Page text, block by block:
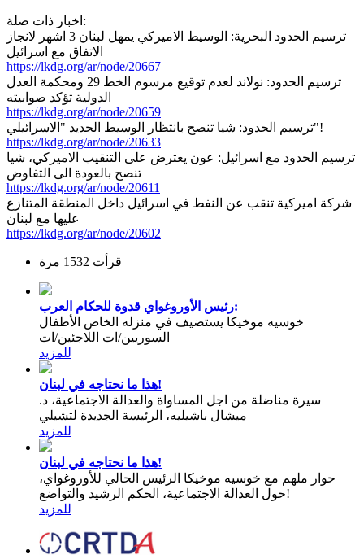
اخبار ذات صلة:
ترسيم الحدود البحرية: الوسيط الاميركي يمهل لبنان 3 اشهر لانجاز
الاتفاق مع اسرائيل
https://lkdg.org/ar/node/20667
ترسيم الحدود: نولاند لعدم توقيع مرسوم الخط 29 ومحكمة العدل
الدولية تؤكد صوابيته
https://lkdg.org/ar/node/20659
ترسيم الحدود: شيا تنصح بانتظار الوسيط الجديد "الاسرائيلي"!
https://lkdg.org/ar/node/20633
ترسيم الحدود مع اسرائيل: عون يعترض على التنقيب الاميركي، شيا
تنصح بالعودة الى التفاوض
https://lkdg.org/ar/node/20611
شركة اميركية تنقب عن النفط في اسرائيل داخل المنطقة المتنازع
عليها مع لبنان
https://lkdg.org/ar/node/20602
قرأت 1532 مرة
رئيس الأوروغواي قدوة للحكام العرب:
خوسيه موخيكا يستضيف في منزله الخاص الأطفال
السوريين/ات اللاجئين/ات
للمزيد
هذا ما نحتاجه في لبنان!
سيرة مناضلة من اجل المساواة والعدالة الاجتماعية، د.
ميشال باشيليه، الرئيسة الجديدة لتشيلي
للمزيد
هذا ما نحتاجه في لبنان!
حوار ملهم مع خوسيه موخيكا الرئيس الحالي للأوروغواي،
حول العدالة الاجتماعية، الحكم الرشيد والتواضع!
للمزيد